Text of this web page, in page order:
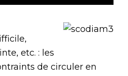
etc. : les
de circuler en